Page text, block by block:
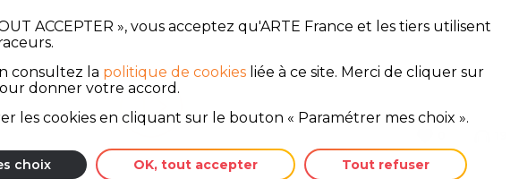
forcément
ACCEPTER », vous acceptez qu'ARTE France et les tiers utilisent
consultez la politique de cookies liée à ce site. Merci de cliquer sur
donner votre accord.
les cookies en cliquant sur le bouton « Paramétrer mes choix ».
choix OK, tout accepter Tout refuser